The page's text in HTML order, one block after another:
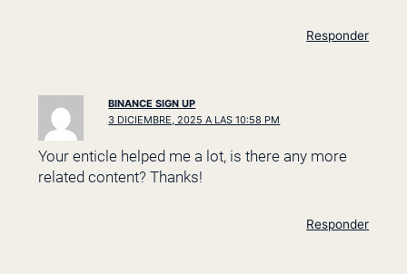
Responder
BINANCE SIGN UP
3 DICIEMBRE, 2025 A LAS 10:58 PM
Your enticle helped me a lot, is there any more
related content? Thanks!
Responder